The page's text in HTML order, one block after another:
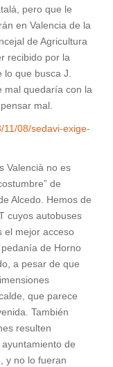
pero que le
en Valencia de la
de Agricultura
recibido por la
que busca J.
mal quedaría con la
mal.
11/08/sedavi-exige-
Valencià no es
de
Alcedo. Hemos de
cuyos autobuses
el mejor acceso
de Horno
a pesar de que
que parece
También
resulten
de
y no lo fueran